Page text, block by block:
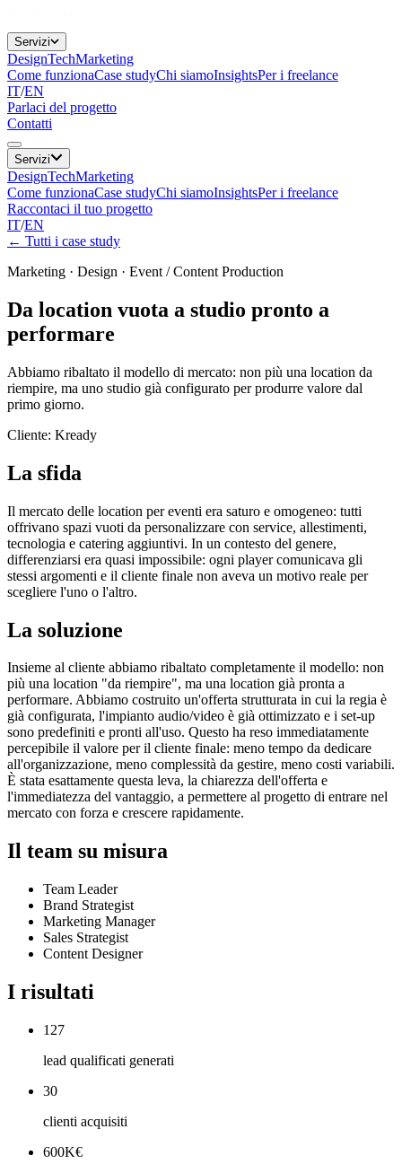
Servizi
DesignTechMarketing
Come funzionaCase studyChi siamoInsightsPer i freelance
IT/EN
Parlaci del progetto
Contatti
Servizi
DesignTechMarketing
Come funzionaCase studyChi siamoInsightsPer i freelance
Raccontaci il tuo progetto
IT/EN
← Tutti i case study
Marketing · Design · Event / Content Production
Da location vuota a studio pronto a
performare
Abbiamo ribaltato il modello di mercato: non più una location da
riempire, ma uno studio già configurato per produrre valore dal
primo giorno.
Cliente: Kready
La sfida
Il mercato delle location per eventi era saturo e omogeneo: tutti
offrivano spazi vuoti da personalizzare con service, allestimenti,
tecnologia e catering aggiuntivi. In un contesto del genere,
differenziarsi era quasi impossibile: ogni player comunicava gli
stessi argomenti e il cliente finale non aveva un motivo reale per
scegliere l'uno o l'altro.
La soluzione
Insieme al cliente abbiamo ribaltato completamente il modello: non
più una location "da riempire", ma una location già pronta a
performare. Abbiamo costruito un'offerta strutturata in cui la regia è
già configurata, l'impianto audio/video è già ottimizzato e i set-up
sono predefiniti e pronti all'uso. Questo ha reso immediatamente
percepibile il valore per il cliente finale: meno tempo da dedicare
all'organizzazione, meno complessità da gestire, meno costi variabili.
È stata esattamente questa leva, la chiarezza dell'offerta e
l'immediatezza del vantaggio, a permettere al progetto di entrare nel
mercato con forza e crescere rapidamente.
Il team su misura
Team Leader
Brand Strategist
Marketing Manager
Sales Strategist
Content Designer
I risultati
127
lead qualificati generati
30
clienti acquisiti
600K€